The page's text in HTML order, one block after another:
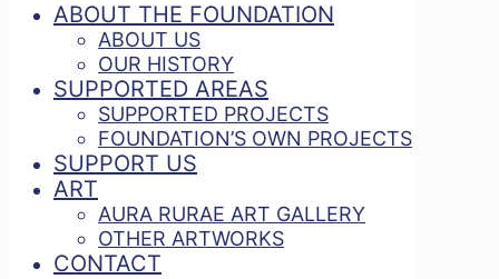
ABOUT THE FOUNDATION
ABOUT US
OUR HISTORY
SUPPORTED AREAS
SUPPORTED PROJECTS
FOUNDATION’S OWN PROJECTS
SUPPORT US
ART
AURA RURAE ART GALLERY
OTHER ARTWORKS
CONTACT